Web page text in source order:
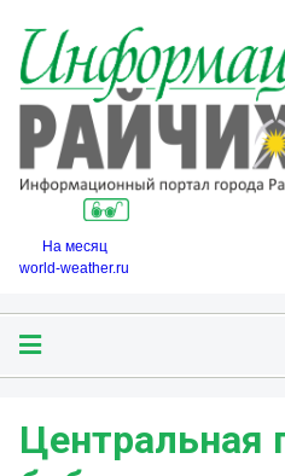
На месяц
world-weather.ru
Центральная